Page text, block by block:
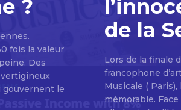
?
fois la valeur
Des
gouvernent le
de la
Lors de la finale
francophone
Musicale (
mémorable.